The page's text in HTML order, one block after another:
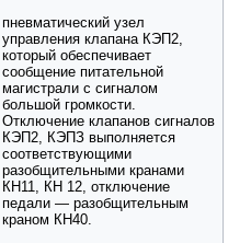
пневматический узел
управления клапана КЭП2,
который обеспечивает
сообщение питательной
магистрали с сигналом
большой громкости.
Отключение клапанов сигналов
КЭП2, КЭПЗ выполняется
соответствующими
разобщительными кранами
КН11, КН 12, отключение
педали — разобщительным
краном КН40.